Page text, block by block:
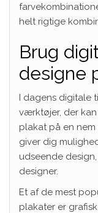
helt rigtige
Brug
designe
I dagens digitale
værktøjer, der
plakat på en
giver dig
udseende
designer.
Et af de mest
plakater er